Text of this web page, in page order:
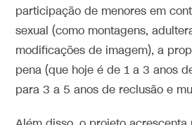
participação de menores em
sexual (como montagens,
modificações de imagem), a
pena (que hoje é de 1 a 3 anos
para 3 a 5 anos de reclusão e